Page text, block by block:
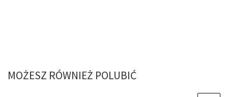
MOŻESZ RÓWNIEŻ POLUBIĆ